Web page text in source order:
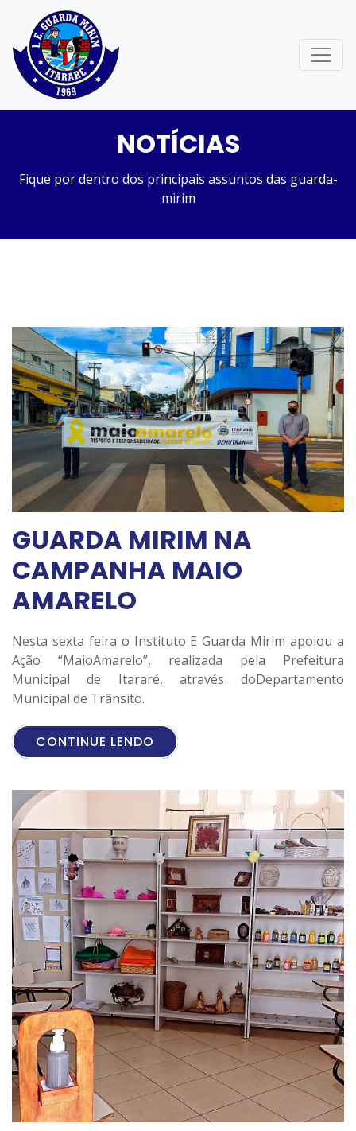
NOTÍCIAS
Fique por dentro dos principais assuntos das guarda-
mirim
GUARDA MIRIM NA
CAMPANHA MAIO
AMARELO
Nesta sexta feira o Instituto E Guarda Mirim apoiou a
Ação “MaioAmarelo”, realizada pela Prefeitura
Municipal de Itararé, através doDepartamento
Municipal de Trânsito.
CONTINUE LENDO